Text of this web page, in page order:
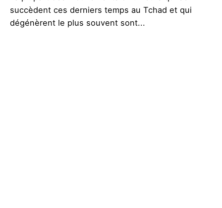
succèdent ces derniers temps au Tchad et qui
dégénèrent le plus souvent sont...